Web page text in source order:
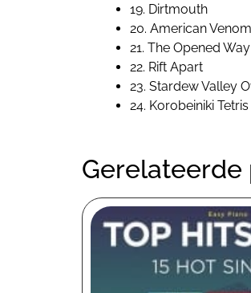
19. Dirtmouth
20. American Venom
21. The Opened Way
22. Rift Apart
23. Stardew Valley
24. Korobeiniki